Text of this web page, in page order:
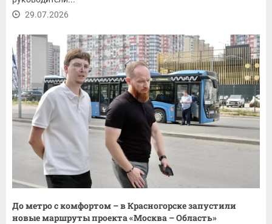
29.07.2026
До метро с комфортом – в Красногорске запустили
новые маршруты проекта «Москва – Область»